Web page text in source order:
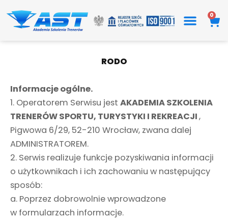
0
RODO
Informacje ogólne.
1. Operatorem Serwisu jest AKADEMIA SZKOLENIA
TRENERÓW SPORTU, TURYSTYKI I REKREACJI,
Pigwowa 6/29, 52-210 Wrocław, zwana dalej
ADMINISTRATOREM.
2. Serwis realizuje funkcje pozyskiwania informacji
o użytkownikach i ich zachowaniu w następujący
sposób:
a. Poprzez dobrowolnie wprowadzone
w formularzach informacje.